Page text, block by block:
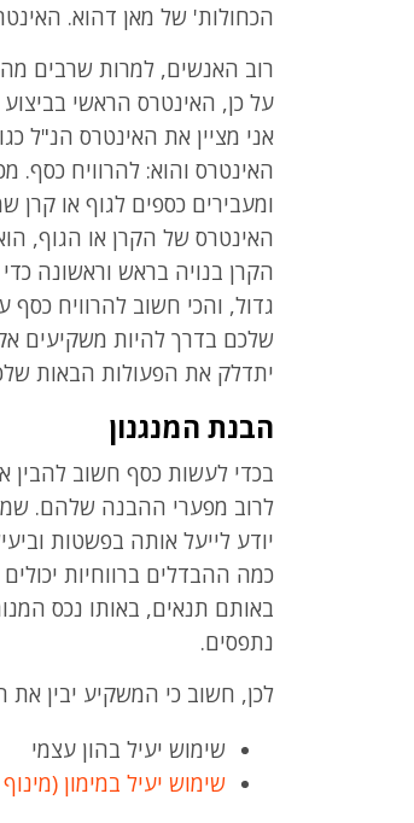
הכחולות' של מאן דהוא.
רוב האנשים, למרות שרבים
על כן, האינטרס הראשי
אני מציין את האינטרס הנ"ל
האינטרס והוא: להרוויח
ומעבירים כספים לגוף או קרן
האינטרס של הקרן או הגוף,
הקרן בנויה בראש וראשונה
גדול, והכי חשוב להרוויח
שלכם בדרך להיות משקיעים
יתדלק את הפעולות הבאות
הבנת המנגנון
בכדי לעשות כסף חשוב להבין
לרוב מפערי ההבנה שלהם.
יודע לייעל אותה בפשטות
כמה ההבדלים ברווחיות
באותם תנאים, באותו נכס
נתפסים.
לכן, חשוב כי המשקיע יבין את
שימוש יעיל בהון עצמי
שימוש יעיל במימון